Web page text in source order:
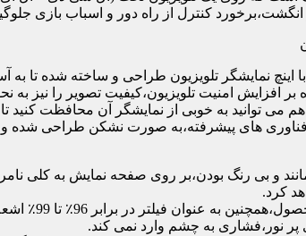
کنترل از راه دور و اسباب بازی
اینچ نمایشگر تلویزیون طراحی و ساخته شده تا
می توانید به خوبی از نمایشگر آن محافظت کنید
های پیشرفته،به صورت نشکن طراحی شده و
و بی رنگ بودن،بر روی صفحه نمایش به کلی
کرد.
پر نور،فشاری به چشم وارد نمی کند.